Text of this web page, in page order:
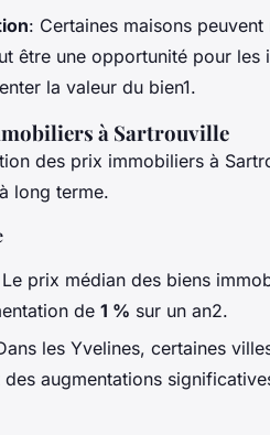
: Certaines maisons
être une opportunité pour les
la valeur du bien1.
à Sartrouville
des prix immobiliers à
long terme.
prix médian des biens
de 1 % sur un an2.
les Yvelines, certaines
augmentations